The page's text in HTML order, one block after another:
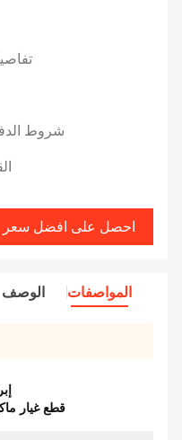
شروط
احصل على افضل سعر
المواصفات الوصف
قطع غيار